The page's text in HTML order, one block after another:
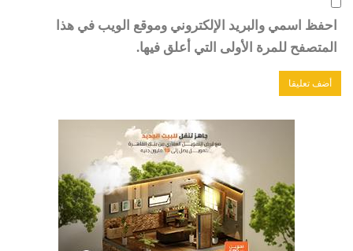
احفظ اسمي والبريد الإلكتروني وموقع الويب في هذا
المتصفح للمرة الأولى التي أعلق فيها.